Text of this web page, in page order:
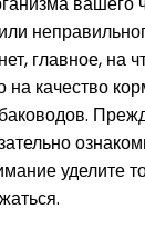
главное, на
на качество
уделите